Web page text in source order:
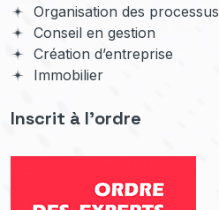
Organisation des processus
Conseil en gestion
Création d’entreprise
Immobilier
Inscrit à l'ordre